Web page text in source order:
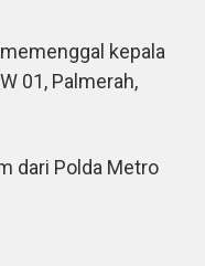
kepala
01, Palmerah,
dari Polda Metro